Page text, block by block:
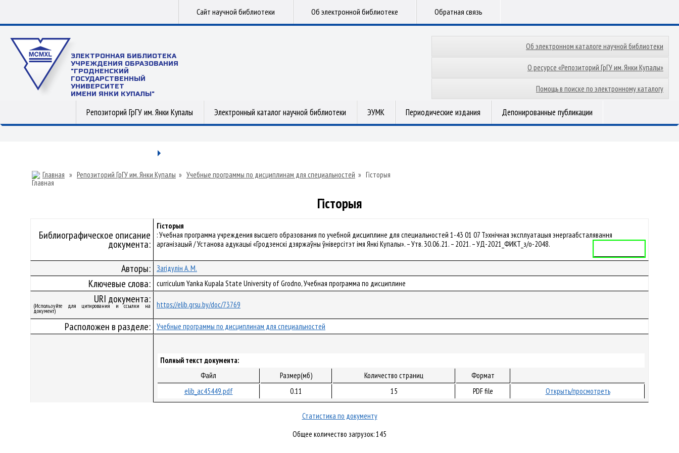
Сайт научной библиотеки Об электронной библиотеке Обратная связь
ЭЛЕКТРОННАЯ БИБЛИОТЕКА
УЧРЕЖДЕНИЯ ОБРАЗОВАНИЯ
"ГРОДНЕНСКИЙ
ГОСУДАРСТВЕННЫЙ
УНИВЕРСИТЕТ
ИМЕНИ ЯНКИ КУПАЛЫ"
Об электронном каталоге научной библиотеки
О ресурсе «Репозиторий ГрГУ им. Янки Купалы»
Помощь в поиске по электронному каталогу
Репозиторий ГрГУ им. Янки Купалы Электронный каталог научной библиотеки ЭУМК Периодические издания Депонированные публикации
Главная » Репозиторий ГрГУ им. Янки Купалы » Учебные программы по дисциплинам для специальностей » Гісторыя
Гісторыя
Библиографическое описание
документа:
Гісторыя
: Учебная программа учреждения высшего образования по учебной дисциплине для специальностей 1-43 01 07 Тэхнічная эксплуатацыя энергаабсталявання
арганізацый / Установа адукацыі «Гродзенскі дзяржаўны ўніверсітэт імя Янкі Купалы». – Утв. 30.06.21. – 2021. – УД-2021_ФИКТ_з/о-2048.
Авторы: Загідулін А. М.
Ключевые слова: curriculum Yanka Kupala State University of Grodno, Учебная программа по дисциплине
URI документа:
(Используйте для цитирования и ссылки на
документ)
https://elib.grsu.by/doc/73769
Расположен в разделе: Учебные программы по дисциплинам для специальностей
Полный текст документа:
Файл
Размер(мб) Количество страниц
Формат
elib_ac45449.pdf
0.11 15 PDF file Открыть/просмотреть
Статистика по документу
Общее количество загрузок: 145